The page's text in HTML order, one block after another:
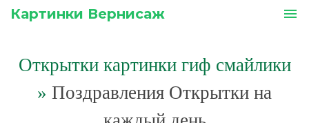
Картинки Вернисаж menu
Открытки картинки гиф смайлики
» Поздравления Открытки на